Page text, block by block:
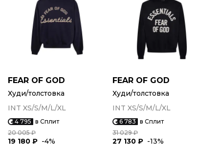
FEAR OF GOD
Худи/толстовка
INT XS/S/M/L/XL
4 795 в Сплит
20 005 ₽
19 180 ₽ -4%
FEAR OF GOD
Худи/толстовка
INT XS/S/M/L/XL
6 783 в Сплит
31 029 ₽
27 130 ₽ -13%